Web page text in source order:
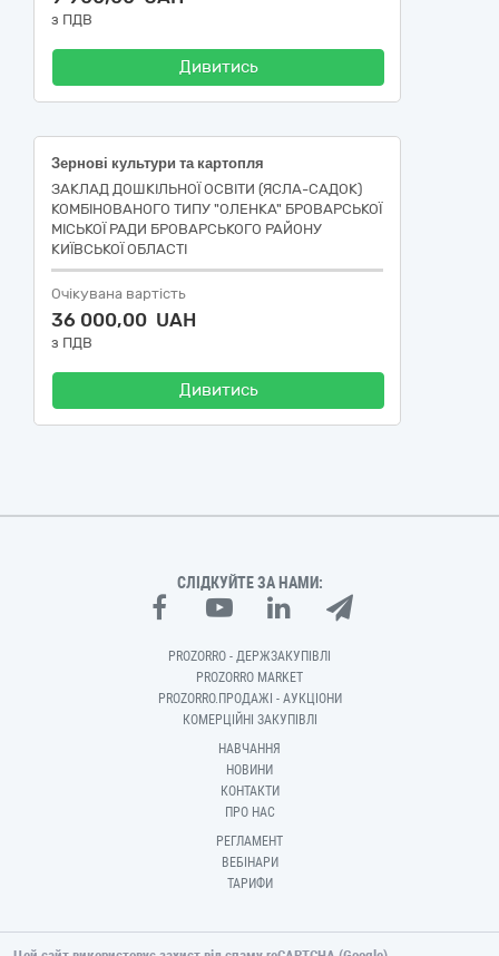
з ПДВ
Дивитись
Зернові культури та картопля
ЗАКЛАД ДОШКІЛЬНОЇ ОСВІТИ (ЯСЛА-САДОК)
КОМБІНОВАНОГО ТИПУ "ОЛЕНКА" БРОВАРСЬКОЇ
МІСЬКОЇ РАДИ БРОВАРСЬКОГО РАЙОНУ
КИЇВСЬКОЇ ОБЛАСТІ
Очікувана вартість
36 000,00 UAH
з ПДВ
Дивитись
СЛІДКУЙТЕ ЗА НАМИ:
PROZORRO - ДЕРЖЗАКУПІВЛІ
PROZORRO MARKET
PROZORRO.ПРОДАЖІ - АУКЦІОНИ
КОМЕРЦІЙНІ ЗАКУПІВЛІ
НАВЧАННЯ
НОВИНИ
КОНТАКТИ
ПРО НАС
РЕГЛАМЕНТ
ВЕБІНАРИ
ТАРИФИ